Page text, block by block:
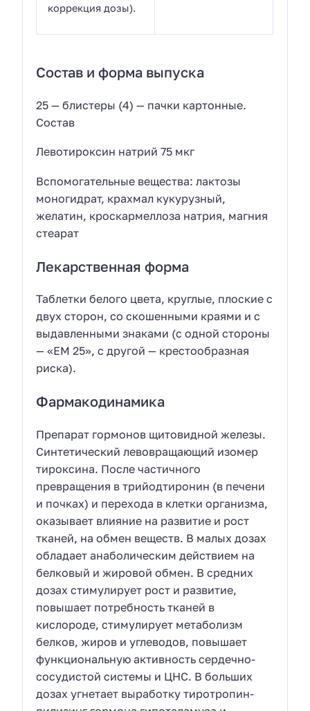
коррекция дозы).
Состав и форма выпуска
25 — блистеры (4) — пачки картонные.
Состав
Левотироксин натрий 75 мкг
Вспомогательные вещества: лактозы
моногидрат, крахмал кукурузный,
желатин, кроскармеллоза натрия, магния
стеарат
Лекарственная форма
Таблетки белого цвета, круглые, плоские с
двух сторон, со скошенными краями и с
выдавленными знаками (с одной стороны
— «ЕМ 25», с другой — крестообразная
риска).
Фармакодинамика
Препарат гормонов щитовидной железы.
Синтетический левовращающий изомер
тироксина. После частичного
превращения в трийодтиронин (в печени
и почках) и перехода в клетки организма,
оказывает влияние на развитие и рост
тканей, на обмен веществ. В малых дозах
обладает анаболическим действием на
белковый и жировой обмен. В средних
дозах стимулирует рост и развитие,
повышает потребность тканей в
кислороде, стимулирует метаболизм
белков, жиров и углеводов, повышает
функциональную активность сердечно-
сосудистой системы и ЦНС. В больших
дозах угнетает выработку тиротропин-